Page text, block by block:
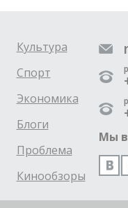
Культура
Спорт
Экономика
Блоги
Проблема
Кинообзоры
Мы в